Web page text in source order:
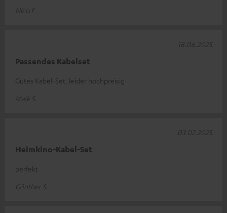
Nico F.
Passendes Kabelset
Gutes Kabel-Set, leider hochpreisig
Maik S.
18.06.2025
Heimkino-Kabel-Set
perfekt
Günther S.
03.02.2025